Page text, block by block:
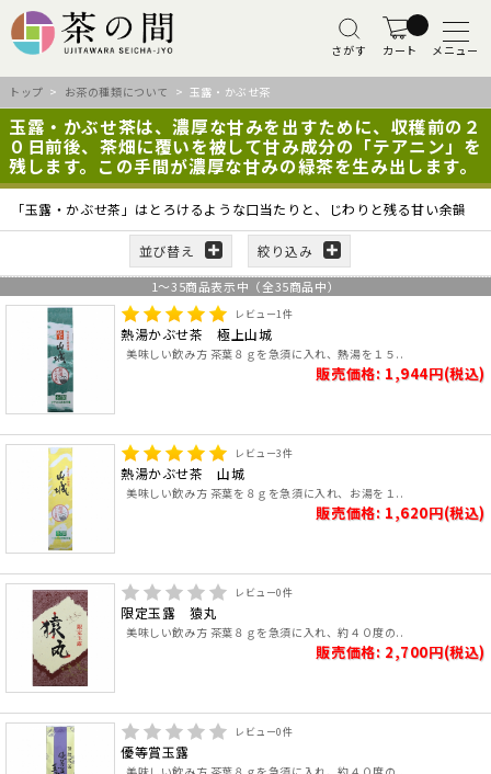
さがす カート メニュー
トップ > お茶の種類について > 玉露・かぶせ茶
玉露・かぶせ茶は、濃厚な甘みを出すために、収穫前の２
０日前後、茶畑に覆いを被して甘み成分の「テアニン」を
残します。この手間が濃厚な甘みの緑茶を生み出します。
「玉露・かぶせ茶」はとろけるような口当たりと、じわりと残る甘い余韻
並び替え 絞り込み
1～35商品表示中（全35商品中）
レビュー1件
熱湯かぶせ茶 極上山城
美味しい飲み方 茶葉８ｇを急須に入れ、熱湯を１５..
販売価格: 1,944円(税込)
レビュー3件
熱湯かぶせ茶 山城
美味しい飲み方 茶葉を８ｇを急須に入れ、お湯を１..
販売価格: 1,620円(税込)
レビュー0件
限定玉露 猿丸
美味しい飲み方 茶葉８ｇを急須に入れ、約４０度の..
販売価格: 2,700円(税込)
レビュー0件
優等賞玉露